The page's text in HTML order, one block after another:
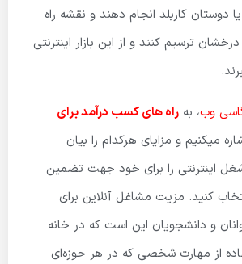
دوستان کاربلد انجام دهند و نقشه راه
ترسیم کنند و از این بازار اینترنتی
وب، به راه های کسب درآمد برای
میکنیم و مزایای هرکدام را بیان
اینترنتی را برای خود جهت تضمین
کنید. مزیت مشاغل آنلاین برای
و دانشجویان این است که در خانه
از مهارت شخصی که در هر حوزه‌ای